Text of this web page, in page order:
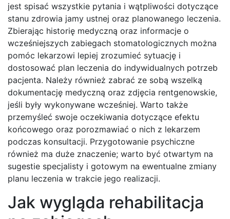
jest spisać wszystkie pytania i wątpliwości dotyczące
stanu zdrowia jamy ustnej oraz planowanego leczenia.
Zbierając historię medyczną oraz informacje o
wcześniejszych zabiegach stomatologicznych można
pomóc lekarzowi lepiej zrozumieć sytuację i
dostosować plan leczenia do indywidualnych potrzeb
pacjenta. Należy również zabrać ze sobą wszelką
dokumentację medyczną oraz zdjęcia rentgenowskie,
jeśli były wykonywane wcześniej. Warto także
przemyśleć swoje oczekiwania dotyczące efektu
końcowego oraz porozmawiać o nich z lekarzem
podczas konsultacji. Przygotowanie psychiczne
również ma duże znaczenie; warto być otwartym na
sugestie specjalisty i gotowym na ewentualne zmiany
planu leczenia w trakcie jego realizacji.
Jak wygląda rehabilitacja